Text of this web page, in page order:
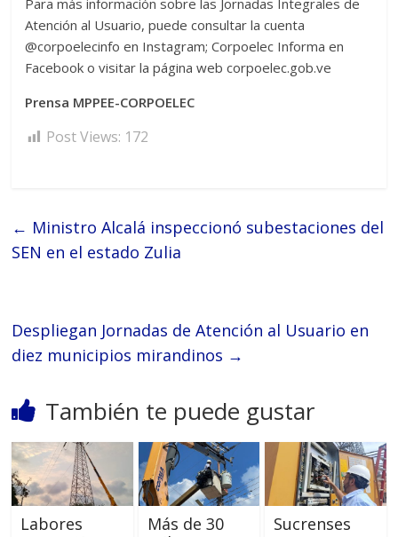
Para más información sobre las Jornadas Integrales de
Atención al Usuario, puede consultar la cuenta
@corpoelecinfo en Instagram; Corpoelec Informa en
Facebook o visitar la página web corpoelec.gob.ve
Prensa MPPEE-CORPOELEC
Post Views: 172
← Ministro Alcalá inspeccionó subestaciones del
SEN en el estado Zulia
Despliegan Jornadas de Atención al Usuario en
diez municipios mirandinos →
También te puede gustar
Labores
Más de 30
Sucrenses